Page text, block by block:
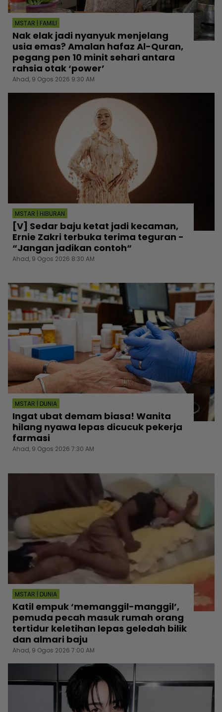
MSTAR | FAMILI
Nak elak jadi nyanyuk menjelang
usia emas? Amalan hafaz Al-Quran,
pegang pen 10 minit sehari antara
rahsia otak ‘power’
Ahad, 9 Ogos 2026 9:30 AM
MSTAR | HIBURAN
[V] Sedar baju ketat jadi kecaman,
Ernie Zakri terbuka terima teguran -
“Jangan jadikan contoh“
Ahad, 9 Ogos 2026 8:30 AM
MSTAR | DUNIA
Ingat ubat demam biasa! Wanita
hilang nyawa lepas dicucuk pekerja
farmasi
Ahad, 9 Ogos 2026 7:30 AM
MSTAR | DUNIA
Katil empuk ‘memanggil-manggil’,
pemuda pecah masuk rumah orang
tertidur keletihan lepas geledah bilik
dan almari baju
Ahad, 9 Ogos 2026 7:00 AM